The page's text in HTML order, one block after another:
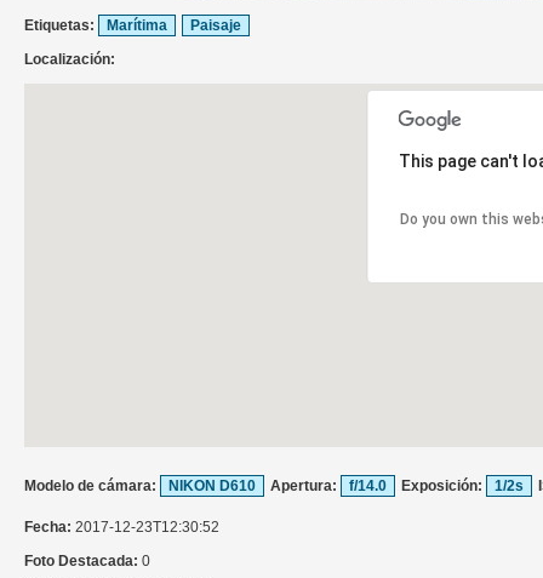
Etiquetas: Marítima
Paisaje
Localización:
This page can't
Do you own this
Modelo de cámara: NIKON D610 Apertura: f/14.0 Exposición: 1/2s
Fecha: 2017-12-23T12:30:52
Foto Destacada: 0